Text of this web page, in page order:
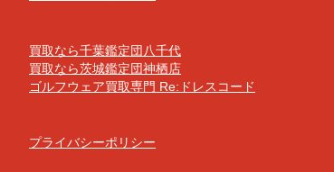
買取なら千葉鑑定団八千代
買取なら茨城鑑定団神栖店
ゴルフウェア買取専門 Re:ドレスコード
プライバシーポリシー